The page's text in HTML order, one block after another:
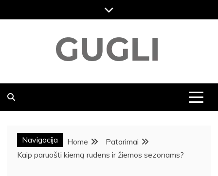
to
DVASINGUMAS, KELIONĖS NAUJIENOS, MENAS,
Navigacija Home
Patarimai
Kaip paruošti kiemą rudens ir žiemos sezonams?